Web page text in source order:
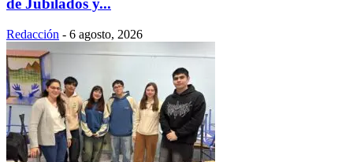
de Jubilados y...
Redacción - 6 agosto, 2026